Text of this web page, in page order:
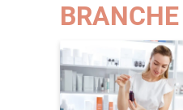
BRANCHE